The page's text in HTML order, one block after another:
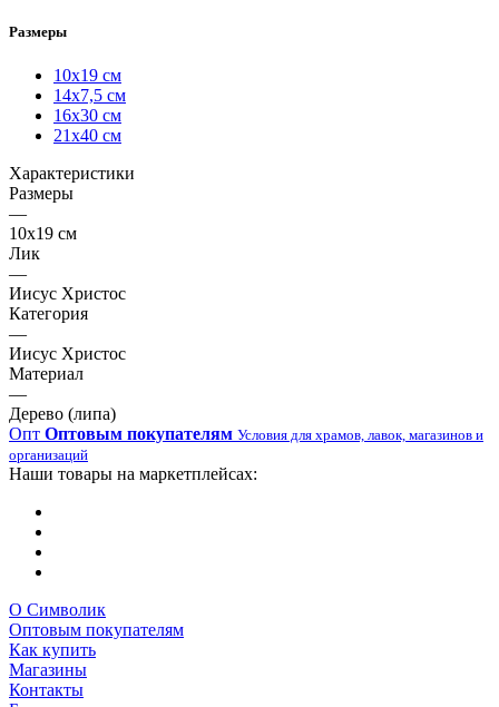
Размеры
10х19 см
14х7,5 см
16х30 см
21х40 см
Характеристики
Размеры
—
10х19 см
Лик
—
Иисус Христос
Категория
—
Иисус Христос
Материал
—
Дерево (липа)
Опт Оптовым покупателям Условия для храмов, лавок, магазинов и
организаций
Наши товары на маркетплейсах:
О Символик
Оптовым покупателям
Как купить
Магазины
Контакты